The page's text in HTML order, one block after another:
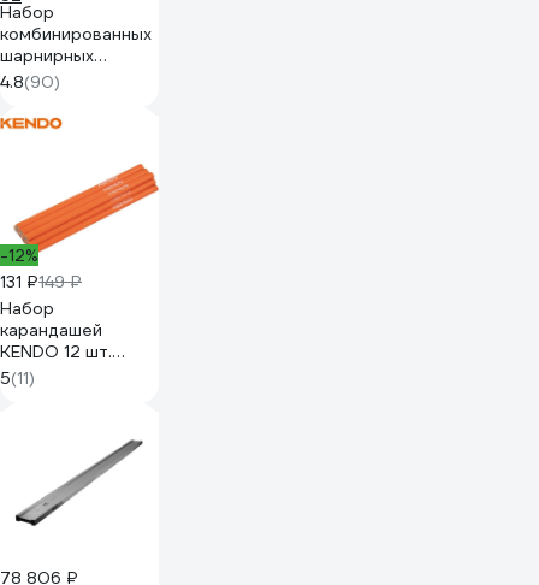
Набор
комбинированных
шарнирных
ключей с
трещоткой 8
предметов
V, 8-19мм, 06-05-
4.8(90)
-12%
131 ₽149 ₽
Набор
карандашей
KENDO 12 шт.
45343
5(11)
78 806 ₽